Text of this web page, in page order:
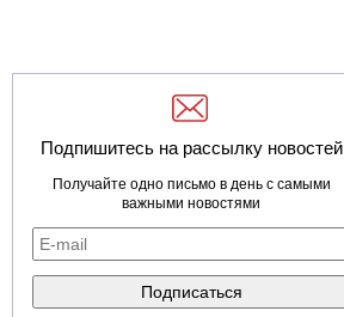
Подпишитесь на рассылку новостей
Получайте одно письмо в день с самыми
важными новостями